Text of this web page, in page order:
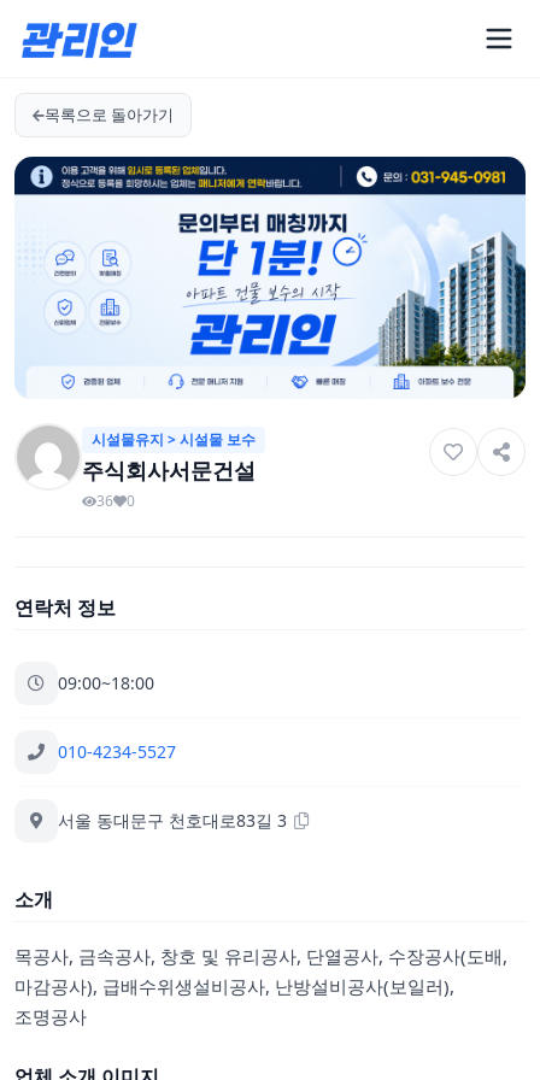
목록으로 돌아가기
시설물유지 > 시설물 보수
주식회사서문건설
36 0
연락처 정보
09:00~18:00
010-4234-5527
서울 동대문구 천호대로83길 3
소개
목공사, 금속공사, 창호 및 유리공사, 단열공사, 수장공사(도배,
마감공사), 급배수위생설비공사, 난방설비공사(보일러),
조명공사